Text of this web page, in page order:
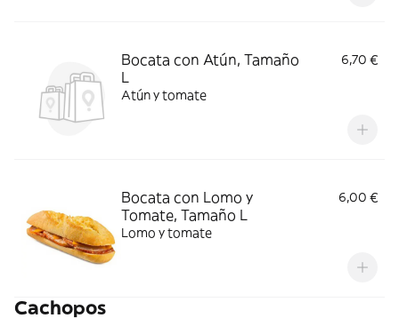
Bocata con Atún, Tamaño
L
6,70 €
Atún y tomate
Bocata con Lomo y
Tomate, Tamaño L
6,00 €
Lomo y tomate
Cachopos